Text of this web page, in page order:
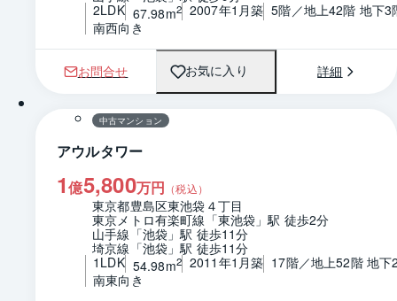
2LDK 67.98m2 2007年1月築 5階／地上42階 地下3
南西向き
お問合せ お気に入り 詳細
1 / 0 間取り
中古マンション
アウルタワー
1億5,800万円 （税込）
東京都豊島区東池袋４丁目
東京メトロ有楽町線「東池袋」駅 徒歩2分
山手線「池袋」駅 徒歩11分
埼京線「池袋」駅 徒歩11分
1LDK 54.98m2 2011年1月築 17階／地上52階 地下
南東向き